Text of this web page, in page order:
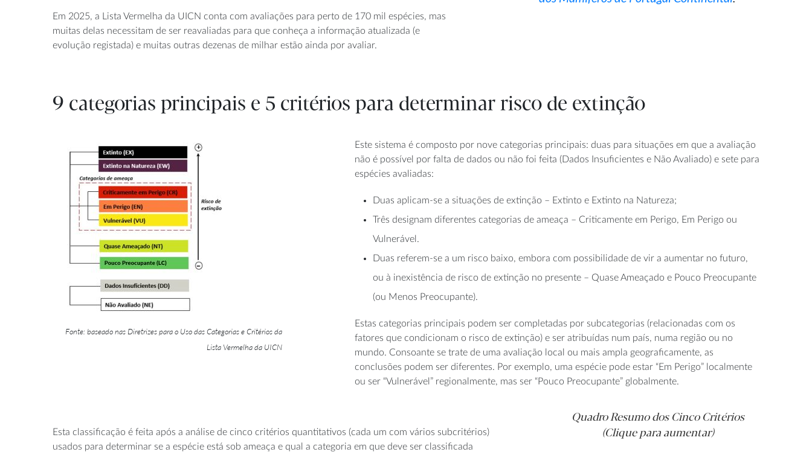
Em 2025, a Lista Vermelha da UICN conta com avaliações para perto de 170 mil espécies, mas
muitas delas necessitam de ser reavaliadas para que conheça a informação atualizada (e
evolução registada) e muitas outras dezenas de milhar estão ainda por avaliar.
9 categorias principais e 5 critérios para determinar risco de extinção
Fonte: baseado nas Diretrizes para o Uso das Categorias e Critérios da
Lista Vermelha da UICN
Este sistema é composto por nove categorias principais: duas para situações em que a avaliação
não é possível por falta de dados ou não foi feita (Dados Insuficientes e Não Avaliado) e sete para
espécies avaliadas:
Duas aplicam-se a situações de extinção – Extinto e Extinto na Natureza;
Três designam diferentes categorias de ameaça – Criticamente em Perigo, Em Perigo ou
Vulnerável.
Duas referem-se a um risco baixo, embora com possibilidade de vir a aumentar no futuro,
ou à inexistência de risco de extinção no presente – Quase Ameaçado e Pouco Preocupante
(ou Menos Preocupante).
Estas categorias principais podem ser completadas por subcategorias (relacionadas com os
fatores que condicionam o risco de extinção) e ser atribuídas num país, numa região ou no
mundo. Consoante se trate de uma avaliação local ou mais ampla geograficamente, as
conclusões podem ser diferentes. Por exemplo, uma espécie pode estar “Em Perigo” localmente
ou ser “Vulnerável” regionalmente, mas ser “Pouco Preocupante” globalmente.
Esta classificação é feita após a análise de cinco critérios quantitativos (cada um com vários subcritérios)
usados para determinar se a espécie está sob ameaça e qual a categoria em que deve ser classificada
Quadro Resumo dos Cinco Critérios
(Clique para aumentar)